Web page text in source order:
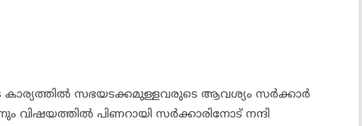
സഭയടക്കമുള്ളവരുടെ ആവശ്യം സര്‍ക്കാര്‍
വിഷയത്തില്‍ പിണറായി സര്‍ക്കാരിനോട് നന്ദി